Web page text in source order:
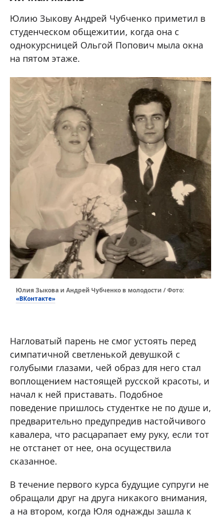
Юлию Зыкову Андрей Чубченко приметил в
студенческом общежитии, когда она с
однокурсницей Ольгой Попович мыла окна
на пятом этаже.
Юлия Зыкова и Андрей Чубченко в молодости / Фото:
«ВКонтакте»
Нагловатый парень не смог устоять перед
симпатичной светленькой девушкой с
голубыми глазами, чей образ для него стал
воплощением настоящей русской красоты, и
начал к ней приставать. Подобное
поведение пришлось студентке не по душе и,
предварительно предупредив настойчивого
кавалера, что расцарапает ему руку, если тот
не отстанет от нее, она осуществила
сказанное.
В течение первого курса будущие супруги не
обращали друг на друга никакого внимания,
а на втором, когда Юля однажды зашла к